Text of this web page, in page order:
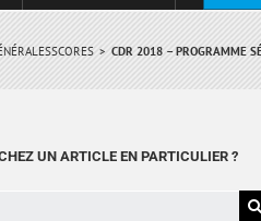
SCORES CDR 2018 – PROGRAMME
UN ARTICLE EN PARTICULIER ?